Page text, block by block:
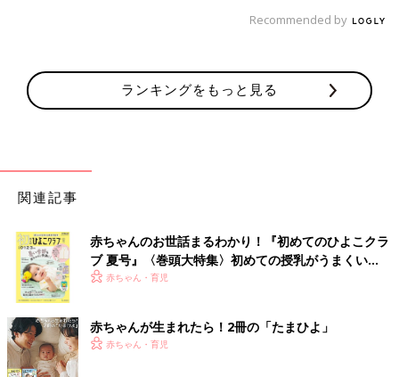
イドストレートパンツ（1,990円→1,290円）を購入。どちらもサ
ピッタリなアイテムですね。
Recommended by
ランキングをもっと見る
関連記事
赤ちゃんのお世話まるわかり！『初めてのひよこクラ
ブ 夏号』〈巻頭大特集〉初めての授乳がうまくい
く！ おっぱい・ミルクの基本と夏のトラブル 解決テ
赤ちゃん・育児
赤ちゃんが生まれたら！2冊の「たまひよ」
赤ちゃん・育児